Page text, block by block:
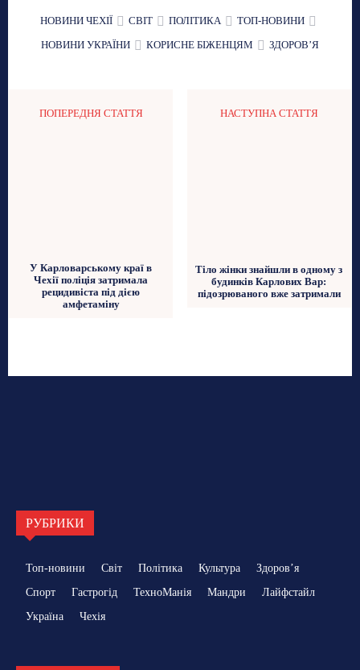
НОВИНИ ЧЕХІЇ СВІТ ПОЛІТИКА
ТОП-НОВИНИ
НОВИНИ УКРАЇНИ
КОРИСНЕ БІЖЕНЦЯМ ЗДОРОВʼЯ
ПОПЕРЕДНЯ СТАТТЯ
У Карловарському краї в
Чехії поліція затримала
рецидивіста під дією
амфетаміну
НАСТУПНА СТАТТЯ
Тіло жінки знайшли в одному з
будинків Карлових Вар:
підозрюваного вже затримали
РУБРИКИ
Топ-новини Світ Політика Культура
Здоровʼя
Спорт
Гастрогід ТехноМанія Мандри
Лайфстайл
Україна
Чехія